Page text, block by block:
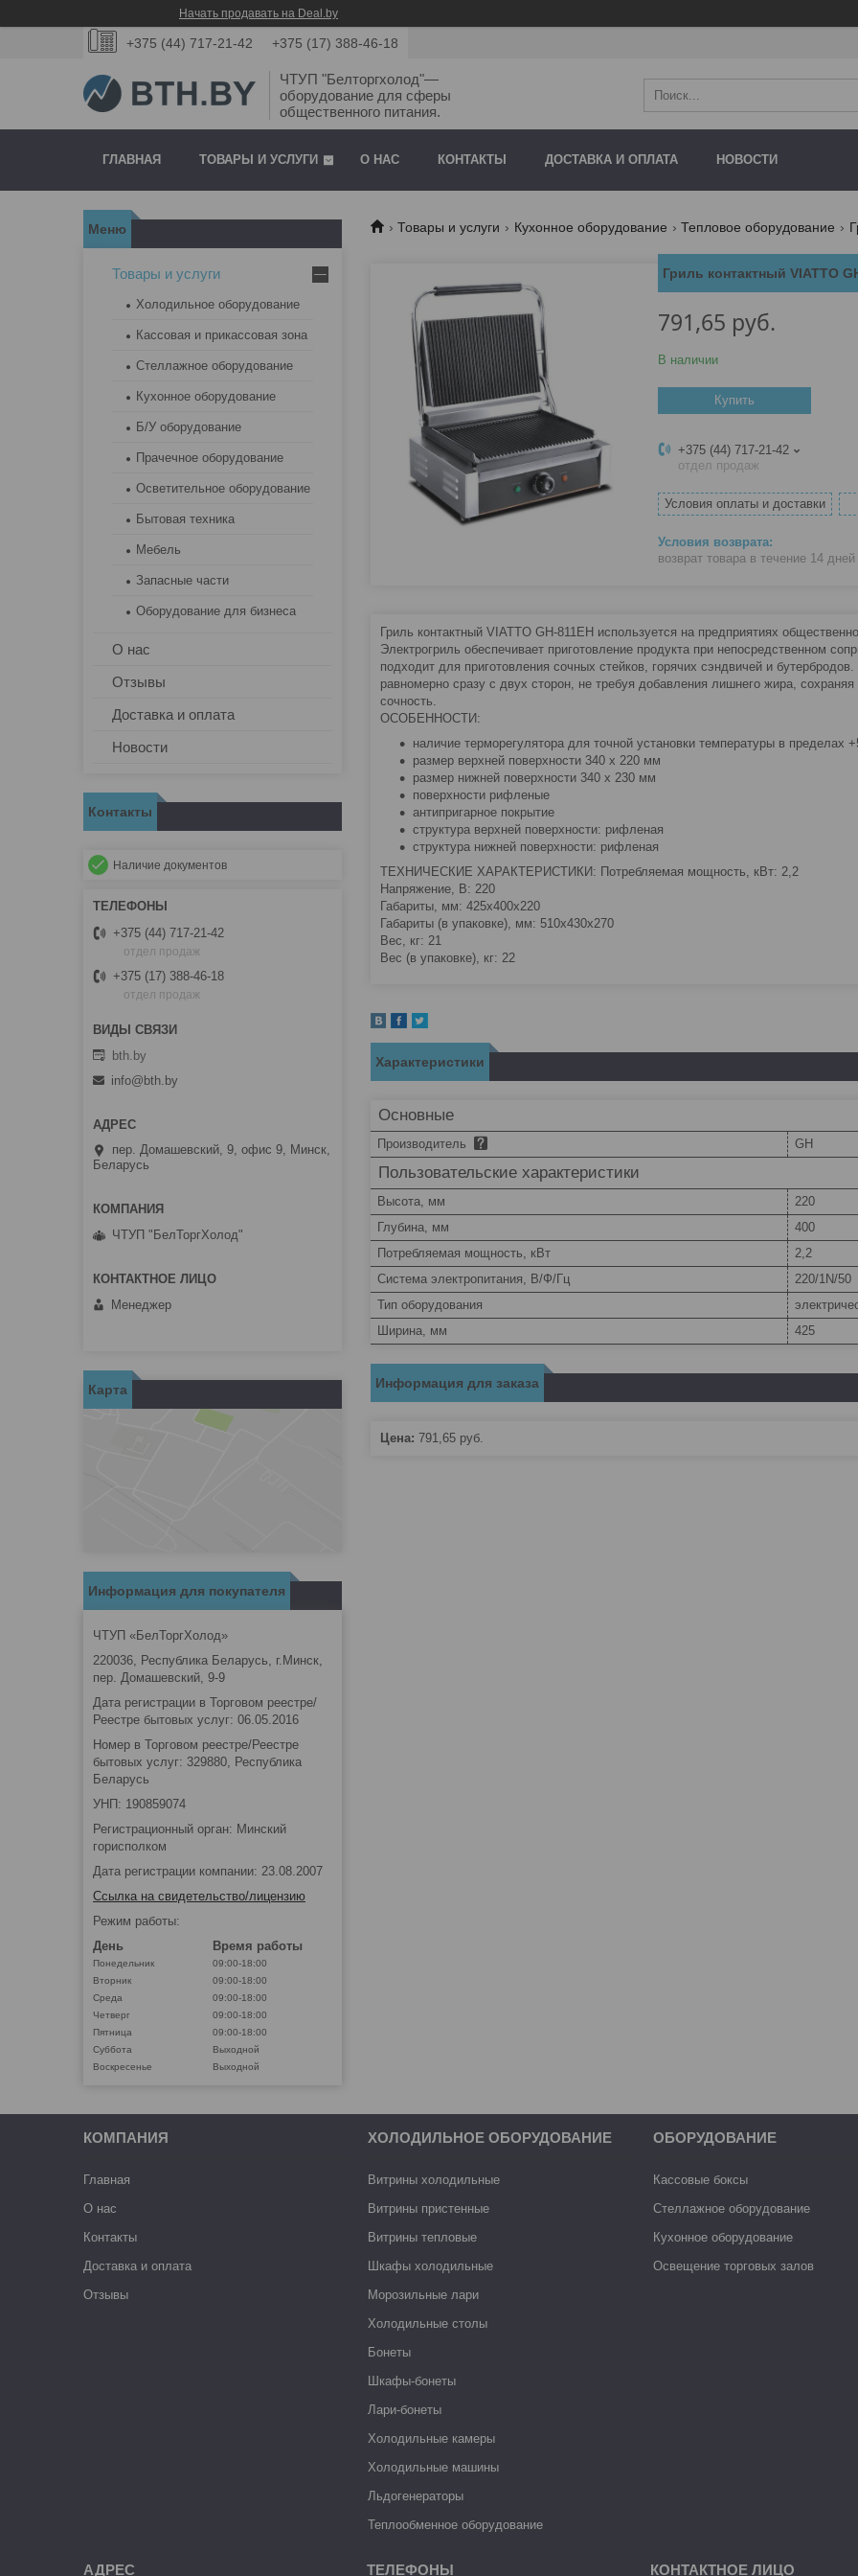
Начать продавать на Deal.by
+375 (44) 717-21-42 +375 (17) 388-46-18
ЧТУП "Белторгхолод"—
оборудование для сферы
общественного питания.
ГЛАВНАЯ ТОВАРЫ И УСЛУГИ О НАС КОНТАКТЫ ДОСТАВКА И ОПЛАТА НОВОСТИ
Товары и услуги Кухонное оборудование Тепловое оборудование
Гриль контактный VIATTO
791,65 руб.
В наличии
Купить
+375 (44) 717-21-42
отдел продаж
Условия оплаты и доставки
возврат товара в течение 14 дней
Гриль контактный VIATTO GH-811EH используется на предприятиях
Электрогриль обеспечивает приготовление продукта при непосредственном
подходит для приготовления сочных стейков, горячих сэндвичей и
равномерно сразу с двух сторон, не требуя добавления лишнего жира,
сочность.
ОСОБЕННОСТИ:
наличие терморегулятора для точной установки температуры в пределах
размер верхней поверхности 340 х 220 мм
размер нижней поверхности 340 x 230 мм
поверхности рифленые
антипригарное покрытие
структура верхней поверхности: рифленая
структура нижней поверхности: рифленая
ТЕХНИЧЕСКИЕ ХАРАКТЕРИСТИКИ: Потребляемая мощность, кВт: 2,2
Напряжение, В: 220
Габариты, мм: 425х400х220
Габариты (в упаковке), мм: 510х430х270
Вес, кг: 21
Вес (в упаковке), кг: 22
Характеристики
Основные
Производитель GH
Пользовательские характеристики
Высота, мм
220
Глубина, мм
400
Потребляемая мощность, кВт
2,2
Система электропитания, В/Ф/Гц
220/1N/50
Тип оборудования
Ширина, мм
425
Информация для заказа
Цена: 791,65 руб.
Товары и услуги
Холодильное оборудование
Кассовая и прикассовая зона
Стеллажное оборудование
Кухонное оборудование
Б/У оборудование
Прачечное оборудование
Осветительное оборудование
Бытовая техника
Мебель
Запасные части
Оборудование для бизнеса
О нас
Отзывы
Доставка и оплата
Новости
Контакты
Наличие документов
+375 (44) 717-21-42
отдел продаж
+375 (17) 388-46-18
отдел продаж
bth.by
info@bth.by
пер. Домашевский, 9, офис 9, Минск,
Беларусь
ЧТУП "БелТоргХолод"
Менеджер
Карта
Информация для покупателя
ЧТУП «БелТоргХолод»
220036, Республика Беларусь, г.Минск,
пер. Домашевский, 9-9
Дата регистрации в Торговом реестре/
Реестре бытовых услуг: 06.05.2016
Номер в Торговом реестре/Реестре
бытовых услуг: 329880, Республика
Беларусь
УНП: 190859074
Регистрационный орган: Минский
горисполком
Дата регистрации компании: 23.08.2007
Ссылка на свидетельство/лицензию
Режим работы:
День
Время работы
Понедельник
09:00-18:00
Вторник
09:00-18:00
Среда
09:00-18:00
Четверг
09:00-18:00
Пятница
09:00-18:00
Суббота
Выходной
Воскресенье
Выходной
КОМПАНИЯ
Главная
О нас
Контакты
Доставка и оплата
Отзывы
ХОЛОДИЛЬНОЕ ОБОРУДОВАНИЕ
Витрины холодильные
Витрины пристенные
Витрины тепловые
Шкафы холодильные
Морозильные лари
Холодильные столы
Бонеты
Шкафы-бонеты
Лари-бонеты
Холодильные камеры
Холодильные машины
Льдогенераторы
Теплообменное оборудование
ОБОРУДОВАНИЕ
Кассовые боксы
Стеллажное оборудование
Кухонное оборудование
Освещение торговых залов